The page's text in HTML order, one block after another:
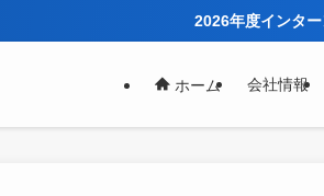
2026年度インタ
ホーム 会社情報